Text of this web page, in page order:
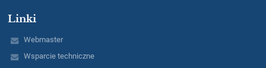
Linki
Webmaster
Wsparcie techniczne